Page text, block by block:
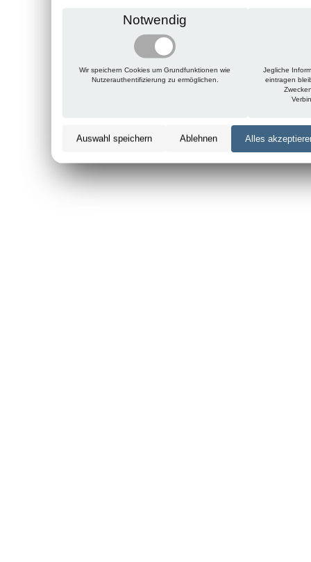
Notwendig
Wir speichern Cookies um Grundfunktionen wie
Nutzerauthentifizierung zu ermöglichen.
Jegliche
eintragen
Auswahl speichern Ablehnen Alles